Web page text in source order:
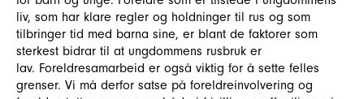
liv, som har klare regler og holdninger til rus og som
tilbringer tid med barna sine, er blant de faktorer som
sterkest bidrar til at ungdommens rusbruk er
lav. Foreldresamarbeid er også viktig for å sette felles
grenser. Vi må derfor satse på foreldreinvolvering og